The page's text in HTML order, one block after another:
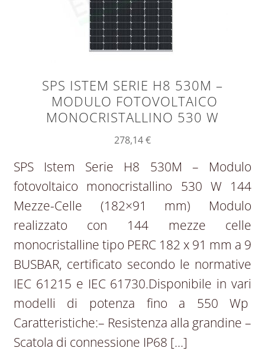
SPS ISTEM SERIE H8 530M –
MODULO FOTOVOLTAICO
MONOCRISTALLINO 530 W
278,14€
SPS Istem Serie H8 530M – Modulo
fotovoltaico monocristallino 530 W 144
Mezze-Celle (182×91 mm) Modulo
realizzato con 144 mezze celle
monocristalline tipo PERC 182 x 91 mm a 9
BUSBAR, certificato secondo le normative
IEC 61215 e IEC 61730.Disponibile in vari
modelli di potenza fino a 550 Wp
Caratteristiche:– Resistenza alla grandine –
Scatola di connessione IP68 […]